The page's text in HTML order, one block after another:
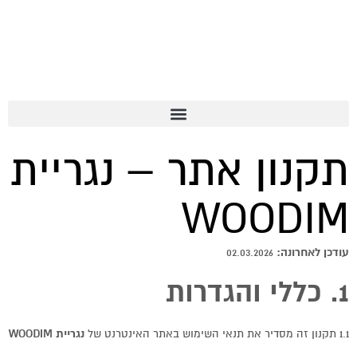
תקנון אתר – נגריית
WOODIM
עודכן לאחרונה:
1. כללי והגדרות
1.1 תקנון זה מסדיר את תנאי השימוש באתר האינטרנט של
נגריית WOODIM